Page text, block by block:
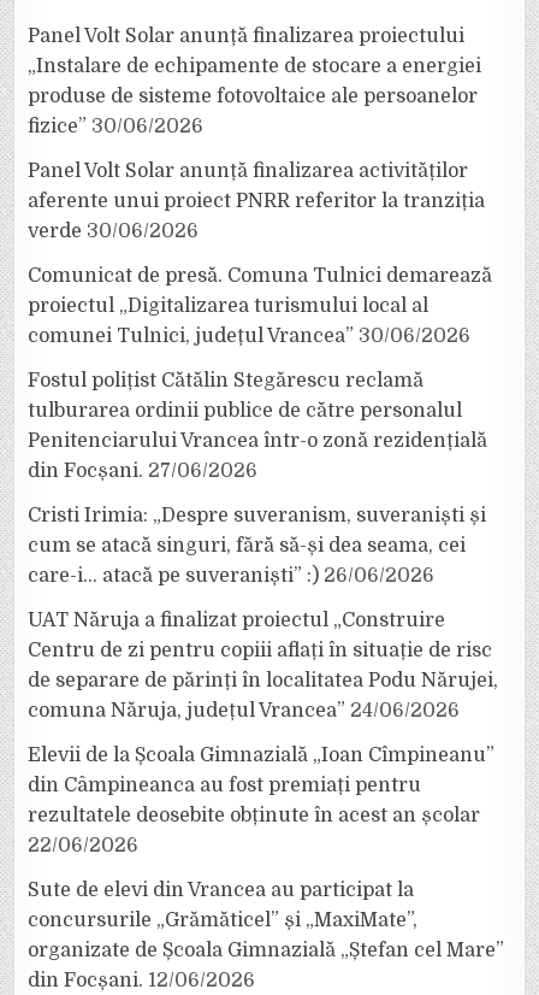
Panel Volt Solar anunță finalizarea proiectului
„Instalare de echipamente de stocare a energiei
produse de sisteme fotovoltaice ale persoanelor
fizice” 30/06/2026
Panel Volt Solar anunță finalizarea activităților
aferente unui proiect PNRR referitor la tranziția
verde 30/06/2026
Comunicat de presă. Comuna Tulnici demarează
proiectul „Digitalizarea turismului local al
comunei Tulnici, județul Vrancea” 30/06/2026
Fostul polițist Cătălin Stegărescu reclamă
tulburarea ordinii publice de către personalul
Penitenciarului Vrancea într-o zonă rezidențială
din Focșani. 27/06/2026
Cristi Irimia: „Despre suveranism, suveraniști și
cum se atacă singuri, fără să-și dea seama, cei
care-i… atacă pe suveraniști” :) 26/06/2026
UAT Năruja a finalizat proiectul „Construire
Centru de zi pentru copiii aflați în situație de risc
de separare de părinți în localitatea Podu Nărujei,
comuna Năruja, județul Vrancea” 24/06/2026
Elevii de la Școala Gimnazială „Ioan Cîmpineanu”
din Câmpineanca au fost premiați pentru
rezultatele deosebite obținute în acest an școlar
22/06/2026
Sute de elevi din Vrancea au participat la
concursurile „Grămăticel” și „MaxiMate”,
organizate de Școala Gimnazială „Ștefan cel Mare”
din Focșani. 12/06/2026